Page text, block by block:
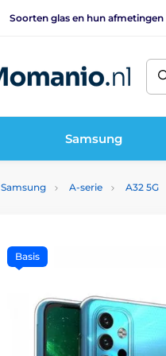
Soorten glas en hun afmetingen
Samsung
Samsung A-serie A32 5G
Basis